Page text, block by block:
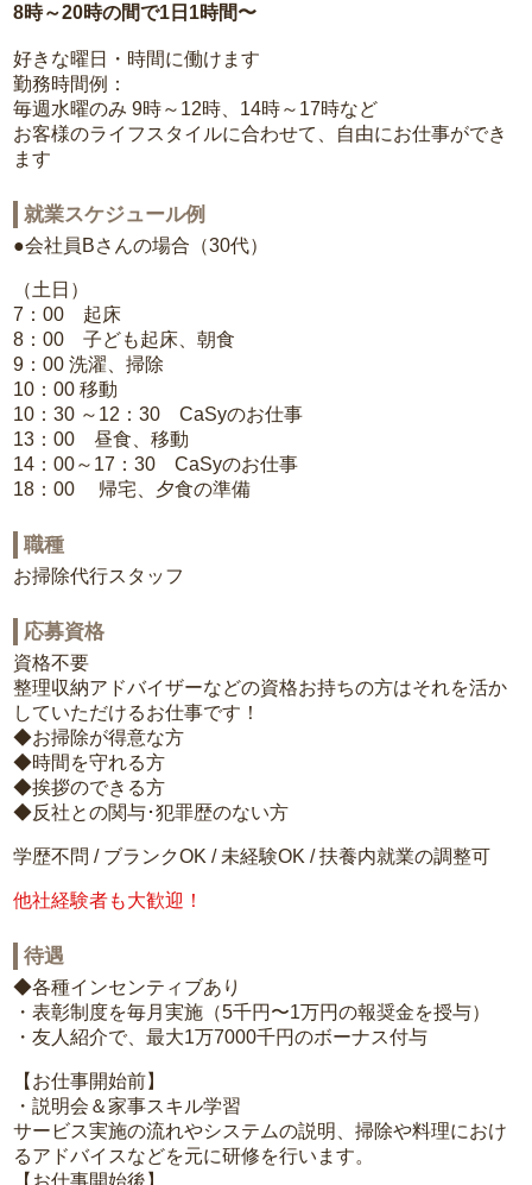
8時～20時の間で1日1時間〜
好きな曜日・時間に働けます
勤務時間例：
毎週水曜のみ 9時～12時、14時～17時など
お客様のライフスタイルに合わせて、自由にお仕事ができ
ます
就業スケジュール例
●会社員Bさんの場合（30代）
（土日）
7：00 起床
8：00 子ども起床、朝食
9：00 洗濯、掃除
10：00 移動
10：30 ～12：30 CaSyのお仕事
13：00 昼食、移動
14：00～17：30 CaSyのお仕事
18：00 帰宅、夕食の準備
職種
お掃除代行スタッフ
応募資格
資格不要
整理収納アドバイザーなどの資格お持ちの方はそれを活か
していただけるお仕事です！
◆お掃除が得意な方
◆時間を守れる方
◆挨拶のできる方
◆反社との関与･犯罪歴のない方
学歴不問 / ブランクOK / 未経験OK / 扶養内就業の調整可
他社経験者も大歓迎！
待遇
◆各種インセンティブあり
・表彰制度を毎月実施（5千円〜1万円の報奨金を授与）
・友人紹介で、最大1万7000千円のボーナス付与
【お仕事開始前】
・説明会＆家事スキル学習
サービス実施の流れやシステムの説明、掃除や料理におけ
るアドバイスなどを元に研修を行います。